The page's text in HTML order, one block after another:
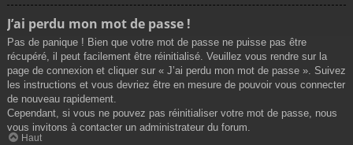
J’ai perdu mon mot de passe !
Pas de panique ! Bien que votre mot de passe ne puisse pas être
récupéré, il peut facilement être réinitialisé. Veuillez vous rendre sur la
page de connexion et cliquer sur « J’ai perdu mon mot de passe ». Suivez
les instructions et vous devriez être en mesure de pouvoir vous connecter
de nouveau rapidement.
Cependant, si vous ne pouvez pas réinitialiser votre mot de passe, nous
vous invitons à contacter un administrateur du forum.
Haut